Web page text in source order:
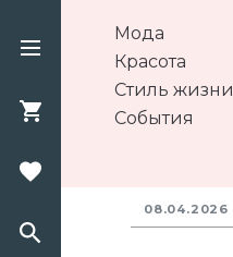
Мода
Красота
Стиль жизни
События
08.04.2026